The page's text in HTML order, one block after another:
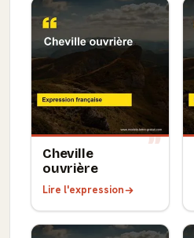
Cheville
ouvrière
Lire l'expression